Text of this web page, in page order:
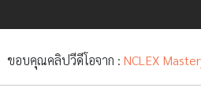
ขอบคุณคลิปวีดีโอจาก : NCLEX